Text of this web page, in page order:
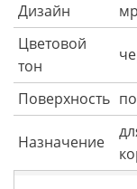
Дизайн
Цветовой
тон
Поверхность
Назначение